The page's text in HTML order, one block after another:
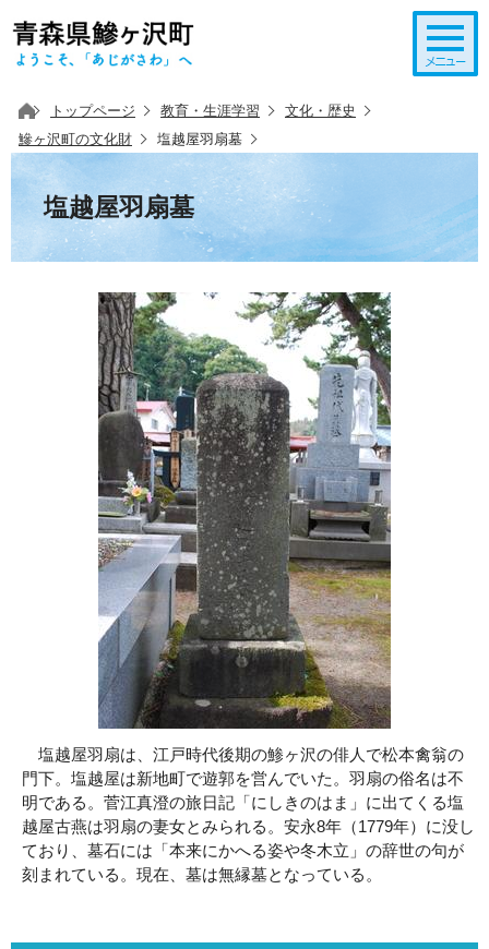
トップページ 教育・生涯学習
文化・歴史
鰺ヶ沢町の文化財
塩越屋羽扇墓
塩越屋羽扇墓
塩越屋羽扇は、江戸時代後期の鯵ヶ沢の俳人で松本禽翁の
門下。塩越屋は新地町で遊郭を営んでいた。羽扇の俗名は不
明である。菅江真澄の旅日記「にしきのはま」に出てくる塩
越屋古燕は羽扇の妻女とみられる。安永8年（1779年）に没し
ており、墓石には「本来にかへる姿や冬木立」の辞世の句が
刻まれている。現在、墓は無縁墓となっている。